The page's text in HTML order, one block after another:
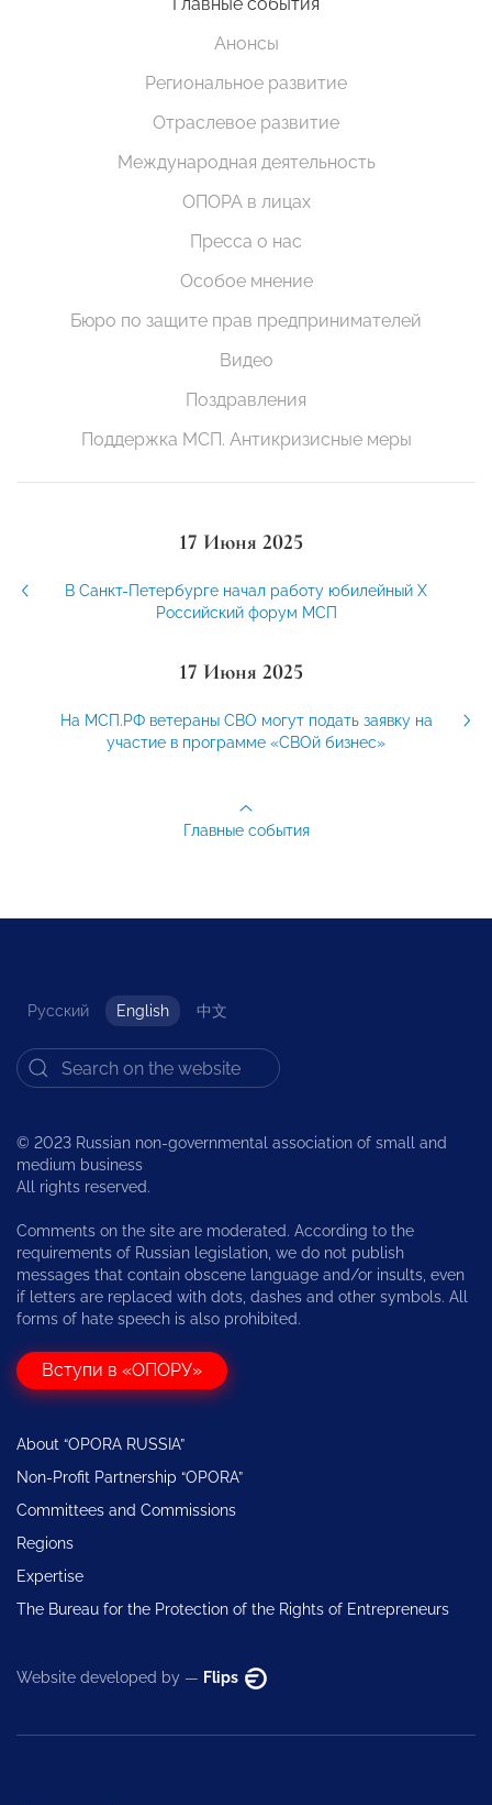
Анонсы
Региональное развитие
Отраслевое развитие
Международная деятельность
ОПОРА в лицах
Пресса о нас
Особое мнение
Бюро по защите прав предпринимателей
Видео
Поздравления
Поддержка МСП. Антикризисные меры
17 Июня 2025
В Санкт-Петербурге начал работу юбилейный X
Российский форум МСП
17 Июня 2025
На МСП.РФ ветераны СВО могут подать заявку на
участие в программе «СВОй бизнес»
Главные события
Русский English 中文
© 2023 Russian non-governmental association of small and
medium business
All rights reserved.
Comments on the site are moderated. According to the
requirements of Russian legislation, we do not publish
messages that contain obscene language and/or insults, even
if letters are replaced with dots, dashes and other symbols. All
forms of hate speech is also prohibited.
Вступи в «ОПОРУ»
About “OPORA RUSSIA”
Non-Profit Partnership “OPORA”
Committees and Commissions
Regions
Expertise
The Bureau for the Protection of the Rights of Entrepreneurs
Website developed by — Flips